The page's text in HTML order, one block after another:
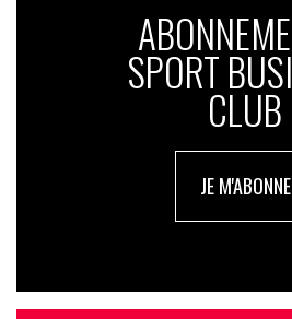
SPORT
CLUB
JE M'ABONNE